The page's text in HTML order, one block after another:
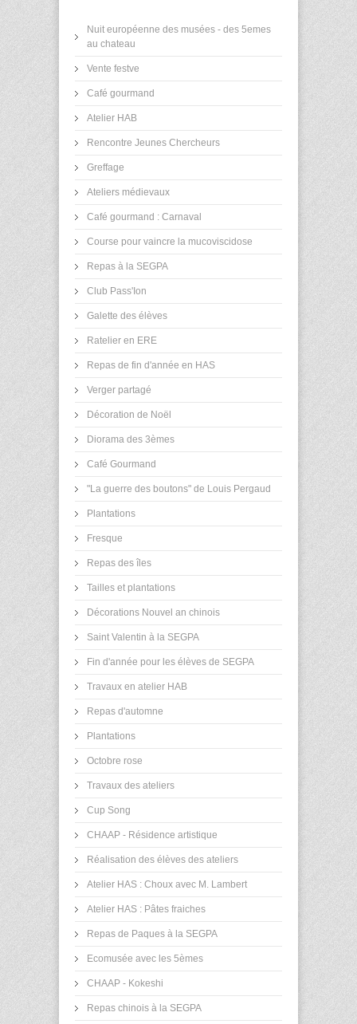
Nuit européenne des musées - des 5emes
au chateau
Vente festve
Café gourmand
Atelier HAB
Rencontre Jeunes Chercheurs
Greffage
Ateliers médievaux
Café gourmand : Carnaval
Course pour vaincre la mucoviscidose
Repas à la SEGPA
Club Pass'Ion
Galette des élèves
Ratelier en ERE
Repas de fin d'année en HAS
Verger partagé
Décoration de Noël
Diorama des 3èmes
Café Gourmand
"La guerre des boutons" de Louis Pergaud
Plantations
Fresque
Repas des îles
Tailles et plantations
Décorations Nouvel an chinois
Saint Valentin à la SEGPA
Fin d'année pour les élèves de SEGPA
Travaux en atelier HAB
Repas d'automne
Plantations
Octobre rose
Travaux des ateliers
Cup Song
CHAAP - Résidence artistique
Réalisation des élèves des ateliers
Atelier HAS : Choux avec M. Lambert
Atelier HAS : Pâtes fraiches
Repas de Paques à la SEGPA
Ecomusée avec les 5èmes
CHAAP - Kokeshi
Repas chinois à la SEGPA